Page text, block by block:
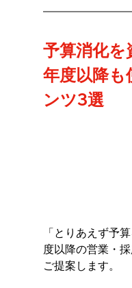
予算消化を
年度以降も
ンツ3選
「とりあえず予
度以降の営業・
ご提案します。